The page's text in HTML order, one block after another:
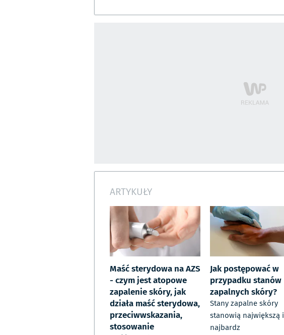
ARTYKUŁY
Maść sterydowa na AZS
- czym jest atopowe
zapalenie skóry, jak
działa maść sterydowa,
przeciwwskazania,
stosowanie
Jak postępować w
przypadku stanów
zapalnych skóry?
Stany zapalne skóry
stanowią największą i
najbardz